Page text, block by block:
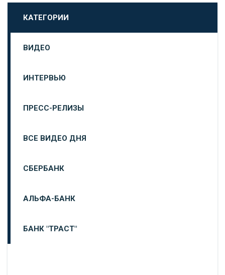
КАТЕГОРИИ
ВИДЕО
ИНТЕРВЬЮ
ПРЕСС-РЕЛИЗЫ
ВСЕ ВИДЕО ДНЯ
СБЕРБАНК
АЛЬФА-БАНК
БАНК "ТРАСТ"